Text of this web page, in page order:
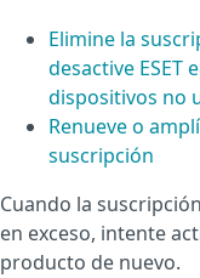
Elimine la
desactive ESET
dispositivos no
Renueve o
suscripción
Cuando la
en exceso, intente
producto de nuevo.